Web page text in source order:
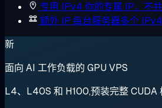
专用 IPv4 你的专属 IP，不
额外 IP 每台服务器多个 IPv4
新
面向 AI 工作负载的 GPU VPS
L4、L40S 和 H100,预装完整 CUDA